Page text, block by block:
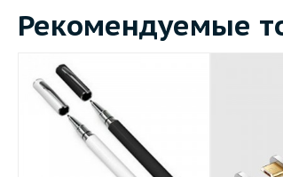
Рекомендуемые